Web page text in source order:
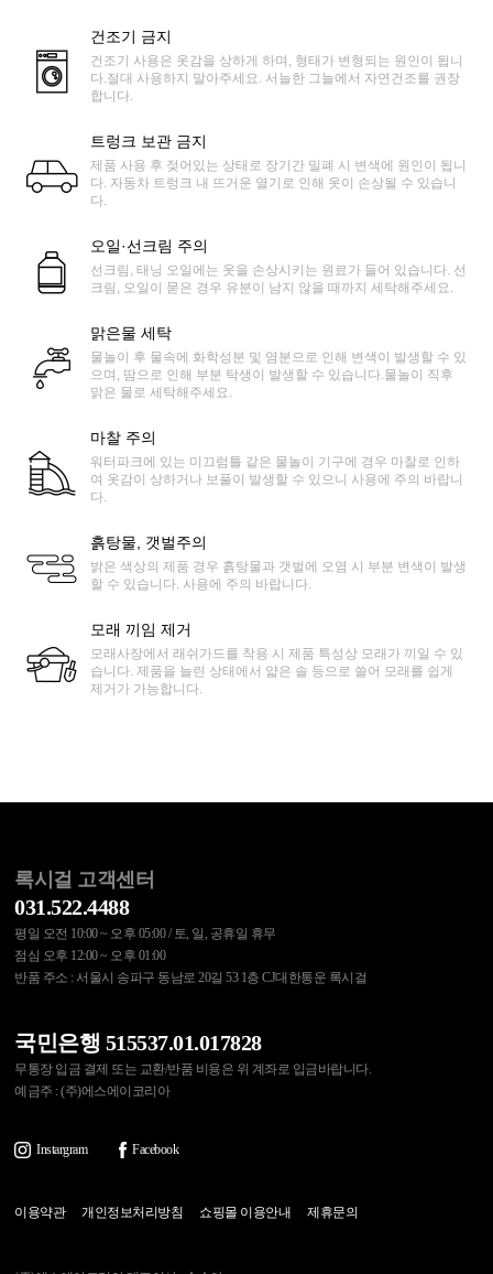
건조기 금지
건조기 사용은 옷감을 상하게 하며, 형태가 변형되는 원인이 됩니
다.절대 사용하지 말아주세요. 서늘한 그늘에서 자연건조를 권장
합니다.
트렁크 보관 금지
제품 사용 후 젖어있는 상태로 장기간 밀폐 시 변색에 원인이 됩니
다. 자동차 트렁크 내 뜨거운 열기로 인해 옷이 손상될 수 있습니
다.
오일·선크림 주의
선크림, 태닝 오일에는 옷을 손상시키는 원료가 들어 있습니다. 선
크림, 오일이 묻은 경우 유분이 남지 않을 때까지 세탁해주세요.
맑은물 세탁
물놀이 후 물속에 화학성분 및 염분으로 인해 변색이 발생할 수 있
으며, 땀으로 인해 부분 탁생이 발생할 수 있습니다.물놀이 직후
맑은 물로 세탁해주세요.
마찰 주의
워터파크에 있는 미끄럼틀 같은 물놀이 기구에 경우 마찰로 인하
여 옷감이 상하거나 보풀이 발생할 수 있으니 사용에 주의 바랍니
다.
흙탕물, 갯벌주의
밝은 색상의 제품 경우 흙탕물과 갯벌에 오염 시 부분 변색이 발생
할 수 있습니다. 사용에 주의 바랍니다.
모래 끼임 제거
모래사장에서 래쉬가드를 착용 시 제품 특성상 모래가 끼일 수 있
습니다. 제품을 늘린 상태에서 얇은 솔 등으로 쓸어 모래를 쉽게
제거가 가능합니다.
록시걸 고객센터
031.522.4488
평일 오전 10:00 ~ 오후 05:00 / 토, 일, 공휴일 휴무
점심 오후 12:00 ~ 오후 01:00
반품 주소 : 서울시 송파구 동남로 20길 53 1층 CJ대한통운 록시걸
국민은행 515537.01.017828
무통장 입금 결제 또는 교환/반품 비용은 위 계좌로 입금바랍니다.
예금주 : (주)에스에이코리아
Instargram Facebook
이용약관 개인정보처리방침 쇼핑몰 이용안내 제휴문의